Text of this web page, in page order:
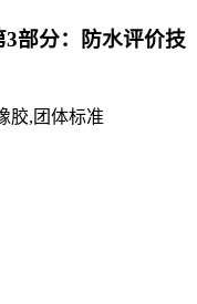
部分：防水评价技